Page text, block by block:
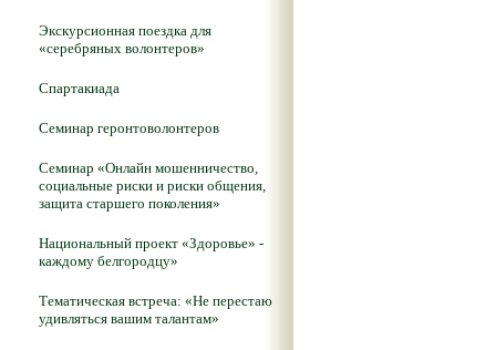
Экскурсионная поездка для
«серебряных волонтеров»
Спартакиада
Семинар геронтоволонтеров
Семинар «Онлайн мошенничество,
социальные риски и риски общения,
защита старшего поколения»
Национальный проект «Здоровье» -
каждому белгородцу»
Тематическая встреча: «Не перестаю
удивляться вашим талантам»